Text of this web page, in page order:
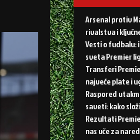
Arsenal protiv
rivalstva i
Vesti o fudbalu:
sveta Premier
Transferi
najveće plate i
Raspored
saveti: kako
Rezultati
nas uče za